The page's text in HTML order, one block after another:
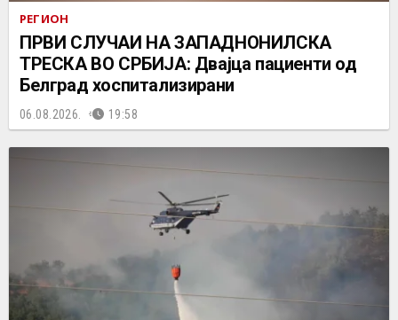
РЕГИОН
ПРВИ СЛУЧАИ НА ЗАПАДНОНИЛСКА
ТРЕСКА ВО СРБИЈА: Двајца пациенти од
Белград хоспитализирани
06.08.2026. 19:58